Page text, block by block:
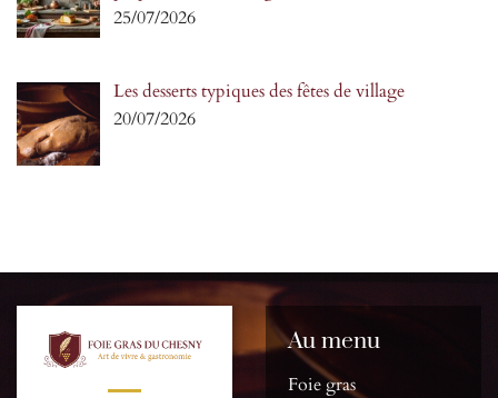
25/07/2026
Les desserts typiques des fêtes de village
20/07/2026
Au menu
Foie gras